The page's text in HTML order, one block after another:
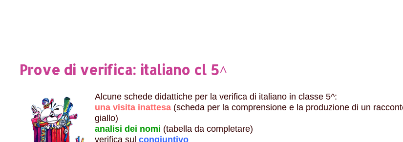
Prove di verifica: italiano cl 5^
Alcune schede didattiche per la verifica di italiano in classe 5^:
una visita inattesa (scheda per la comprensione e la produzione di un
giallo)
analisi dei nomi (tabella da completare)
verifica sul congiuntivo